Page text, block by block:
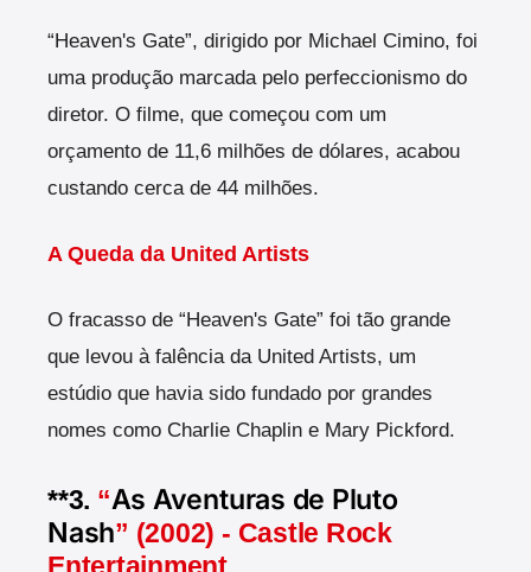
“Heaven's Gate”, dirigido por Michael Cimino, foi
uma produção marcada pelo perfeccionismo do
diretor. O filme, que começou com um
orçamento de 11,6 milhões de dólares, acabou
custando cerca de 44 milhões.
A Queda da United Artists
O fracasso de “Heaven's Gate” foi tão grande
que levou à falência da United Artists, um
estúdio que havia sido fundado por grandes
nomes como Charlie Chaplin e Mary Pickford.
**3. “As Aventuras de Pluto
Nash” (2002) - Castle Rock
Entertainment